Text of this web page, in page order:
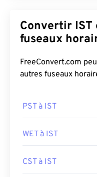
Convertir IST
fuseaux
FreeConvert.com
autres fuseaux
PST à IST
WET à IST
CST à IST